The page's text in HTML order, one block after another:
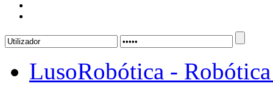
LusoRobótica -